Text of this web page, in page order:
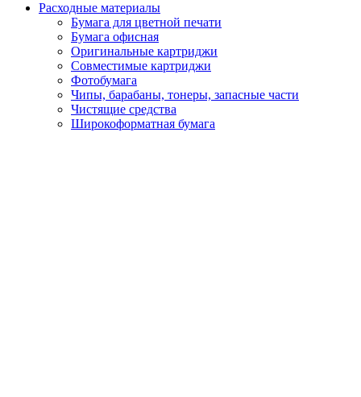
Расходные материалы
Бумага для цветной печати
Бумага офисная
Оригинальные картриджи
Совместимые картриджи
Фотобумага
Чипы, барабаны, тонеры, запасные части
Чистящие средства
Широкоформатная бумага